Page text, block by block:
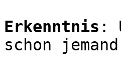
Erkenntnis :
schon